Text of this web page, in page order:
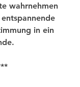
wahrnehmen
in ein